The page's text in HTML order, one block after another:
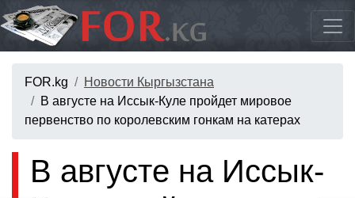
FOR.kg
Новости Кыргызстана
В августе на Иссык-Куле пройдет мировое
первенство по королевским гонкам на катерах
В августе на Иссык-